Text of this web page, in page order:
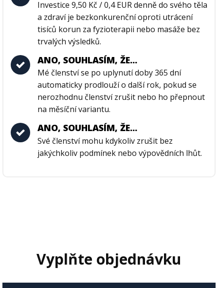
Investice 9,50 Kč / 0,4 EUR denně do svého těla
a zdraví je bezkonkurenční oproti utrácení
tisíců korun za fyzioterapii nebo masáže bez
trvalých výsledků.
ANO, SOUHLASÍM, ŽE...
Mé členství se po uplynutí doby 365 dní
automaticky prodlouží o další rok, pokud se
nerozhodnu členství zrušit nebo ho přepnout
na měsíční variantu.
ANO, SOUHLASÍM, ŽE...
Své členství mohu kdykoliv zrušit bez
jakýchkoliv podmínek nebo výpovědních lhůt.
Vyplňte objednávku